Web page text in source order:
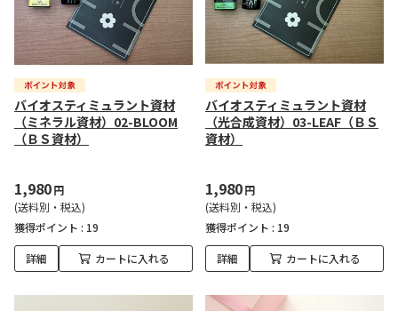
バイオスティミュラント資材
（ミネラル資材）02-BLOOM
（ＢＳ資材）
1,980円
(送料別・税込)
獲得ポイント : 19
詳細 カートに入れる
バイオスティミュラント資材
（光合成資材）03-LEAF（ＢＳ
資材）
1,980円
(送料別・税込)
獲得ポイント : 19
詳細 カートに入れる